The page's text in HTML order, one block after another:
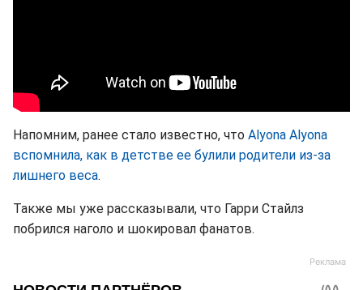
Напомним, ранее стало известно, что Alyona Alyona
вспомнила, как в детстве ее булили родители из-за
лишнего веса.
Также мы уже рассказывали, что Гарри Стайлз
побрился наголо и шокировал фанатов.